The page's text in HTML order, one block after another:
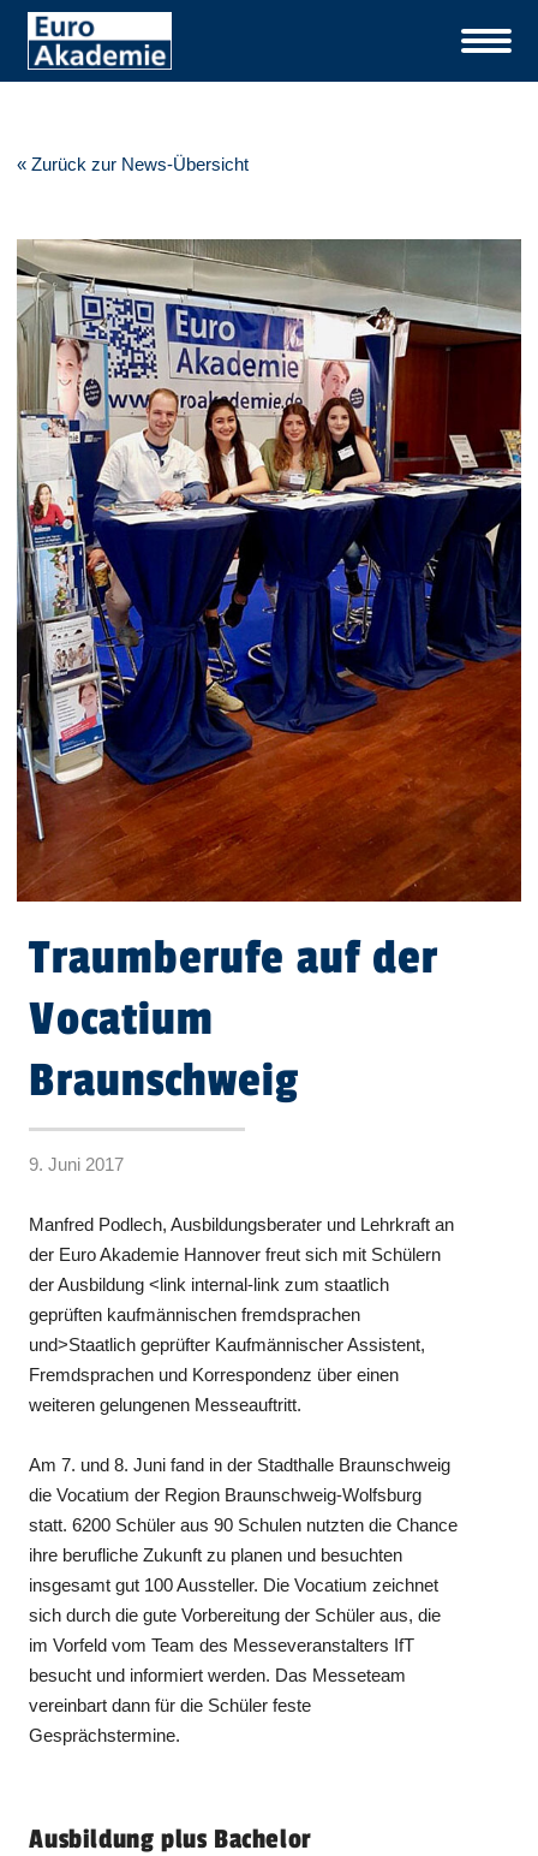
« Zurück zur News-Übersicht
Traumberufe auf der
Vocatium
Braunschweig
9. Juni 2017
Manfred Podlech, Ausbildungsberater und Lehrkraft an
der Euro Akademie Hannover freut sich mit Schülern
der Ausbildung <link internal-link zum staatlich
geprüften kaufmännischen fremdsprachen
und>Staatlich geprüfter Kaufmännischer Assistent,
Fremdsprachen und Korrespondenz über einen
weiteren gelungenen Messeauftritt.
Am 7. und 8. Juni fand in der Stadthalle Braunschweig
die Vocatium der Region Braunschweig-Wolfsburg
statt. 6200 Schüler aus 90 Schulen nutzten die Chance
ihre berufliche Zukunft zu planen und besuchten
insgesamt gut 100 Aussteller. Die Vocatium zeichnet
sich durch die gute Vorbereitung der Schüler aus, die
im Vorfeld vom Team des Messeveranstalters IfT
besucht und informiert werden. Das Messeteam
vereinbart dann für die Schüler feste
Gesprächstermine.
Ausbildung plus Bachelor